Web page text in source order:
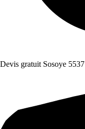
Devis gratuit Sosoye 5537